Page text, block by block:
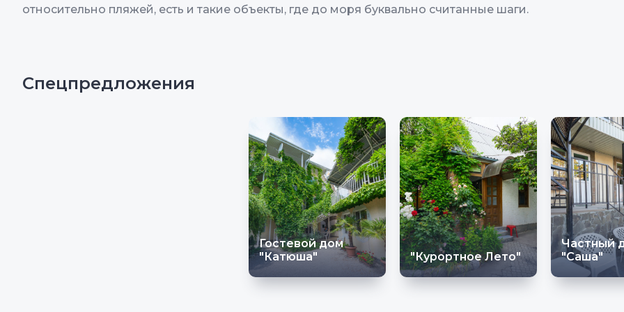
относительно пляжей, есть и такие объекты, где до моря буквально считанные шаги.
Спецпредложения
Гостевой дом
"Катюша"
"Курортное Лето"
Частный
"Саша"